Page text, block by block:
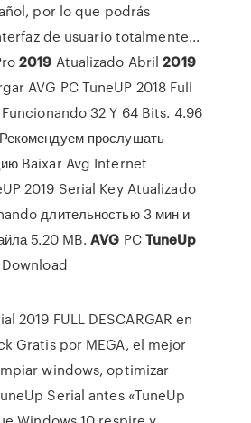
por lo que podrás
de usuario totalmente...
2019 Atualizado Abril2019
AVG PC TuneUP 2018 Full
32 Y 64 Bits. 4.96
прослушать
Baixar Avg Internet
2019 Serial Key Atualizado
длительностью 3 мин и
5.20 MB.AVG PCTuneUp
2019 FULL DESCARGAR en
Gratis por MEGA, el mejor
windows, optimizar
Serial antes «TuneUp